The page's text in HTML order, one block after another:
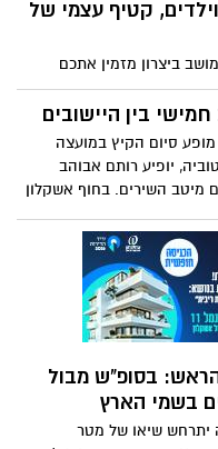
קטיף עצמי של
ביצרון מזמין אתכם
במיוחד ,והפעם תוכלו
בעל הכתר - הרימון. חוויה
ומפנקת.
חמישי בין היישובים
סיום הקיץ במועצה
יופיע רותם אבוהב
מיטב השירים. בחוף אשקלון
חופשי לערב עם
. תהנו
בסופ"ש מבול
בשמי הארץ
יתרחש שיאו של מטר